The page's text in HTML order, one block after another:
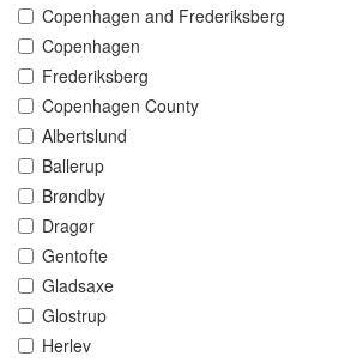
Copenhagen and Frederiksberg
Copenhagen
Frederiksberg
Copenhagen County
Albertslund
Ballerup
Brøndby
Dragør
Gentofte
Gladsaxe
Glostrup
Herlev